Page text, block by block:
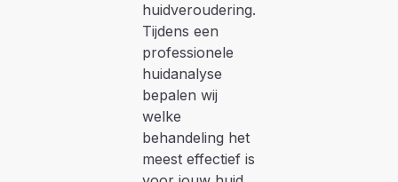
huidveroudering.
Tijdens een
professionele
huidanalyse
bepalen wij
welke
behandeling het
meest effectief is